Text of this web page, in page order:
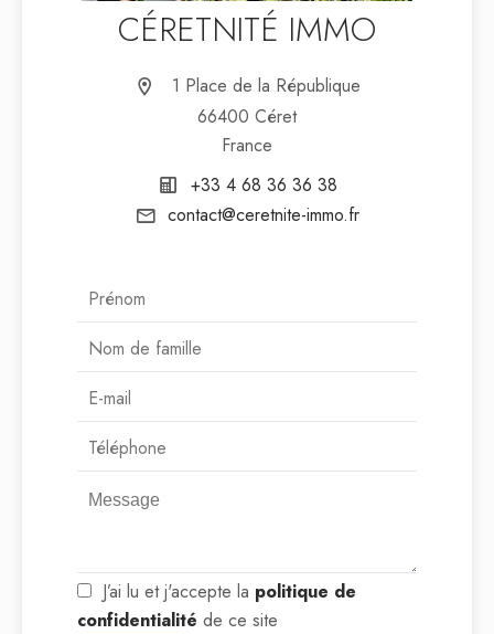
CÉRETNITÉ IMMO
1 Place de la République
66400 Céret
France
+33 4 68 36 36 38
contact@ceretnite-immo.fr
J’ai lu et j'accepte la politique de
confidentialité de ce site